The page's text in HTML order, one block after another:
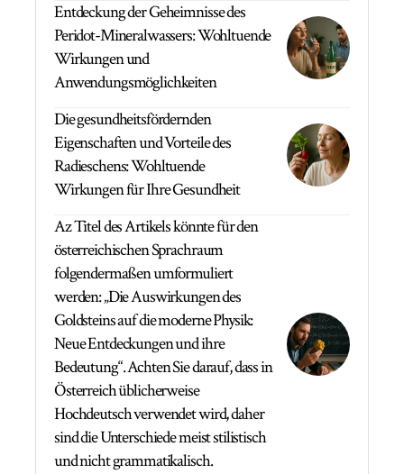
Entdeckung der Geheimnisse des
Peridot-Mineralwassers: Wohltuende
Wirkungen und
Anwendungsmöglichkeiten
Die gesundheitsfördernden
Eigenschaften und Vorteile des
Radieschens: Wohltuende
Wirkungen für Ihre Gesundheit
Az Titel des Artikels könnte für den
österreichischen Sprachraum
folgendermaßen umformuliert
werden: „Die Auswirkungen des
Goldsteins auf die moderne Physik:
Neue Entdeckungen und ihre
Bedeutung“. Achten Sie darauf, dass in
Österreich üblicherweise
Hochdeutsch verwendet wird, daher
sind die Unterschiede meist stilistisch
und nicht grammatikalisch.